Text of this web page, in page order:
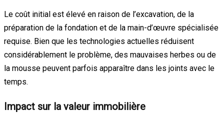
Le coût initial est élevé en raison de l’excavation, de la
préparation de la fondation et de la main-d’œuvre spécialisée
requise. Bien que les technologies actuelles réduisent
considérablement le problème, des mauvaises herbes ou de
la mousse peuvent parfois apparaître dans les joints avec le
temps.
Impact sur la valeur immobilière